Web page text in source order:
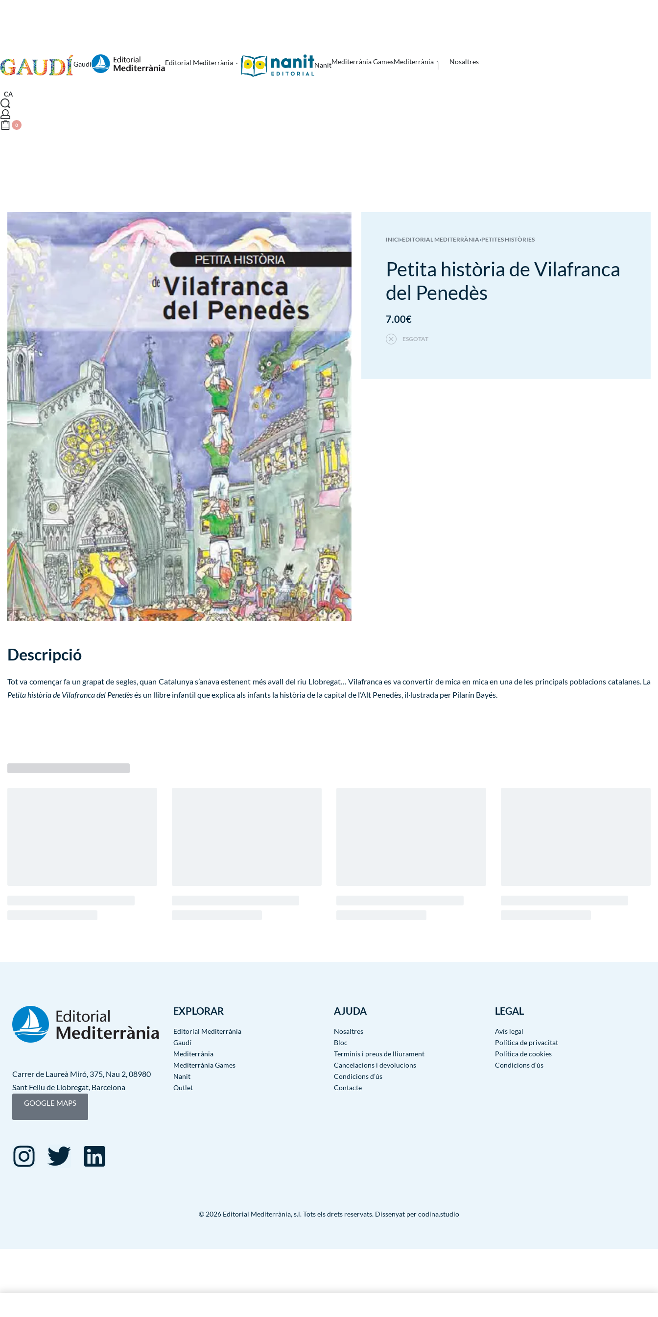
Gaudí Editorial Mediterrània NanitMediterrània GamesMediterrània Nosaltres
CA
0
INICI›EDITORIAL MEDITERRÀNIA›PETITES HISTÒRIES
Petita història de Vilafranca
del Penedès
7.00€
ESGOTAT
Descripció
Tot va començar fa un grapat de segles, quan Catalunya s’anava estenent més avall del riu Llobregat… Vilafranca es va convertir de mica en mica en una de les principals poblacions catalanes. La
Petita història de Vilafranca del Penedèsés un llibre infantil que explica als infants la història de la capital de l’Alt Penedès, il·lustrada per Pilarín Bayés.
Carrer de Laureà Miró, 375, Nau 2, 08980
Sant Feliu de Llobregat, Barcelona
GOOGLE MAPS
EXPLORAR
Editorial Mediterrània
Gaudí
Mediterrània
Mediterrània Games
Nanit
Outlet
AJUDA
Nosaltres
Bloc
Terminis i preus de lliurament
Cancelacions i devolucions
Condicions d’ús
Contacte
LEGAL
Avís legal
Política de privacitat
Política de cookies
Condicions d’ús
© 2026 Editorial Mediterrània, s.l. Tots els drets reservats. Dissenyat percodina.studio